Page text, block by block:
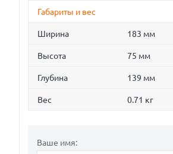
Габариты и вес
Ширина 183 мм
Высота 75 мм
Глубина 139 мм
Вес 0.71 кг
Ваше имя: